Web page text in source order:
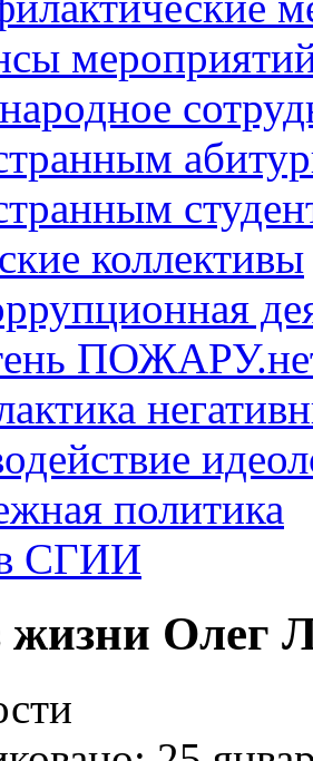
коллективы
политика
СГИИ
Олег